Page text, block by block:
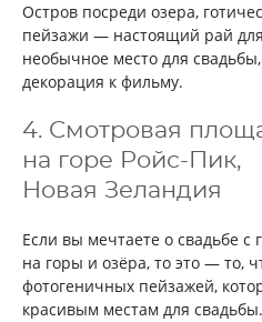
Остров посреди озера,
пейзажи — настоящий рай
необычное место для
декорация к фильму.
4. Смотровая
на горе Ройс-Пик,
Новая Зеландия
Если вы мечтаете о свадьбе
на горы и озёра, то это — то,
фотогеничных пейзажей,
красивым местам для свадьбы.